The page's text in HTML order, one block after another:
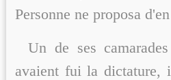
Personne ne proposa
Un de ses
avaient fui la dictature,